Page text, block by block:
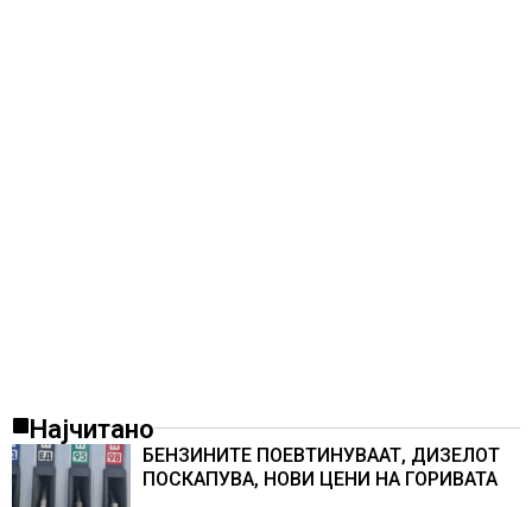
Најчитано
БЕНЗИНИТЕ ПОЕВТИНУВААТ, ДИЗЕЛОТ
ПОСКАПУВА, НОВИ ЦЕНИ НА ГОРИВАТА